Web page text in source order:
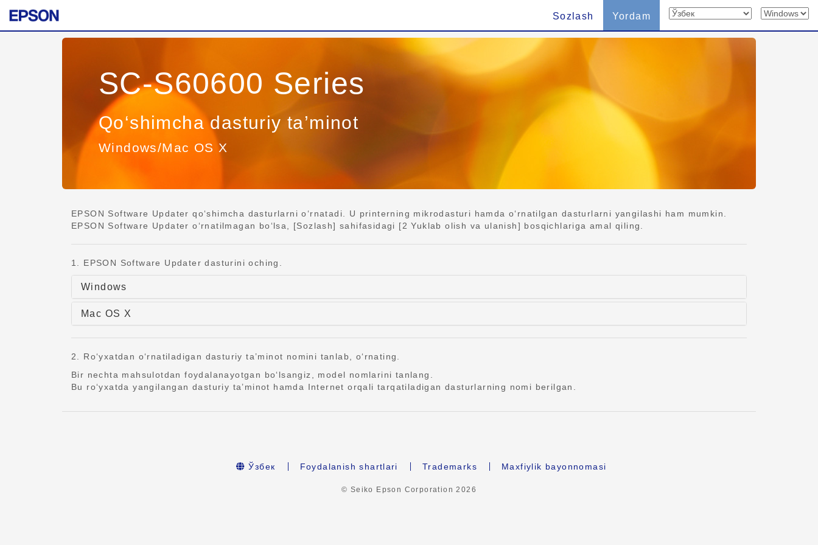
Sozlash Yordam
SC-S60600 Series
Qo‘shimcha dasturiy ta’minot
Windows/Mac OS X
EPSON Software Updater qo‘shimcha dasturlarni o‘rnatadi. U printerning mikrodasturi hamda o‘rnatilgan dasturlarni yangilashi ham mumkin.
EPSON Software Updater o‘rnatilmagan bo‘lsa, [Sozlash] sahifasidagi [2 Yuklab olish va ulanish] bosqichlariga amal qiling.
1. EPSON Software Updater dasturini oching.
Windows
Mac OS X
2. Ro‘yxatdan o‘rnatiladigan dasturiy ta’minot nomini tanlab, o‘rnating.
Bir nechta mahsulotdan foydalanayotgan bo‘lsangiz, model nomlarini tanlang.
Bu ro‘yxatda yangilangan dasturiy ta’minot hamda Internet orqali tarqatiladigan dasturlarning nomi berilgan.
Ўзбек Foydalanish shartlari Trademarks Maxfiylik bayonnomasi
© Seiko Epson Corporation2026